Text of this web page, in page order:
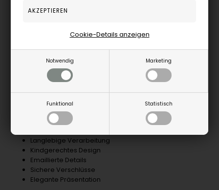
Notwendig Marketing
Funktional Statistisch
Cookie-Details anzeigen
fein gearbeiteteNoa Kinder
wertvollen Begleitern durch die Kindheit.
Was macht Silberschmuck so wertvoll für die
Kinder lieben die niedlichen
mit Tiermotiven und
bunten Details. Die kindgerechten Designs wie Hasen oder
Schmetterlinge sprechen die Fantasie der Kleinen an,
während die solide Verarbeitung für lange Haltbarkeit sorgt.
Langlebige Verarbeitung
Kindgerechtes Design
Emaillierte Details
Sichere Verschlüsse
Elegante Präsentation